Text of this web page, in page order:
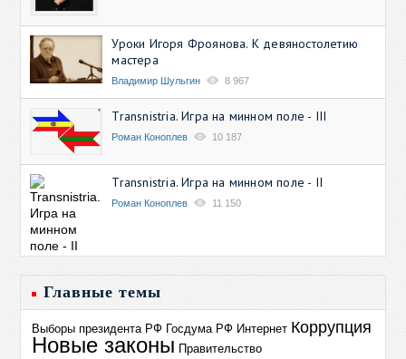
Уроки Игоря Фроянова. К девяностолетию
мастера
Владимир Шульгин 8 967
Transnistria. Игра на минном поле - III
Роман Коноплев 10 187
Transnistria. Игра на минном поле - II
Роман Коноплев 11 150
Главные темы
Выборы президента РФ Госдума РФ Интернет Коррупция
Новые законы Правительство